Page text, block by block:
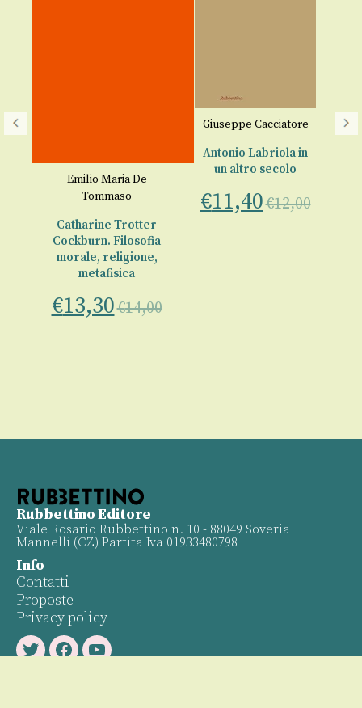
Emilio Maria De
Tommaso
Catharine Trotter
Cockburn. Filosofia
morale, religione,
metafisica
€13,30€14,00
Giuseppe Cacciatore
Antonio Labriola in
un altro secolo
€11,40€12,00
Rubbettino Editore
Viale Rosario Rubbettino n. 10 - 88049 Soveria
Mannelli (CZ) Partita Iva 01933480798
Info
Contatti
Proposte
Privacy policy
TwitterFacebookYoutube